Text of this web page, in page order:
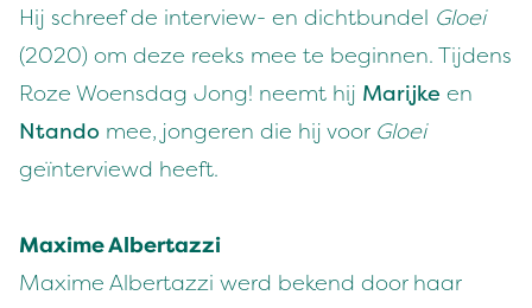
Hij schreef de interview- en dichtbundel Gloei
(2020) om deze reeks mee te beginnen. Tijdens
Roze Woensdag Jong! neemt hij Marijke en
Ntando mee, jongeren die hij voor Gloei
geïnterviewd heeft.
Maxime Alber­tazzi
Maxime Alber­tazzi werd bek­end door haar